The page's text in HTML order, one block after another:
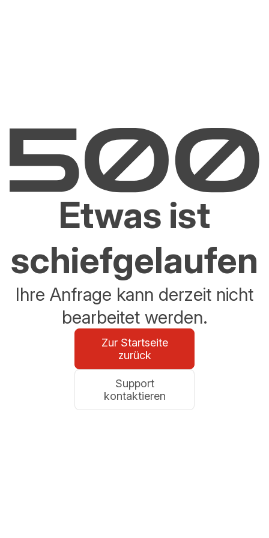
Etwas ist
schiefgelaufen
Ihre Anfrage kann derzeit nicht
bearbeitet werden.
Zur Startseite
zurück
Support
kontaktieren